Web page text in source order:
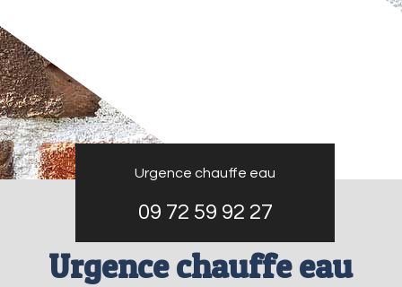
Urgence chauffe eau
09 72 59 92 27
Urgence chauffe eau